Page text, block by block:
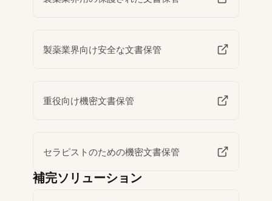
製薬業界向け安全な文書保管
重役向け機密文書保管
セラピストのための機密文書保管
補完ソリューション